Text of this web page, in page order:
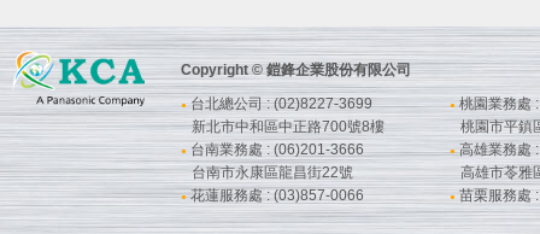
Copyright © 鎧鋒企業股份有限公司
●台北總公司 : (02)8227-3699
新北市中和區中正路700號8樓
● 桃園業務處
桃園市平鎮
● 台南業務處 : (06)201-3666
台南市永康區龍昌街22號
●高雄業務處
高雄市苓雅
●花蓮服務處 : (03)857-0066 ● 苗栗服務處